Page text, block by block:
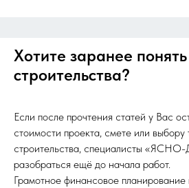
Хотите заранее
строительства?
Если после прочтения статей у Вас
стоимости проекта, смете или выбору
строительства, специалисты
разобраться ещё до начала работ.
Грамотное финансовое планирование